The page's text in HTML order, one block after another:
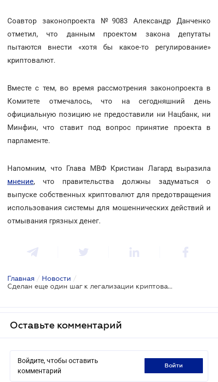
Соавтор законопроекта №9083 Александр Данченко
отметил, что данным проектом закона депутаты
пытаются внести «хотя бы какое-то регулирование»
криптовалют.
Вместе с тем, во время рассмотрения законопроекта в
Комитете отмечалось, что на сегодняшний день
официальную позицию не предоставили ни Нацбанк, ни
Минфин, что ставит под вопрос принятие проекта в
парламенте.
Напомним, что Глава МВФ Кристиан Лагард выразила
мнение, что правительства должны задуматься о
выпуске собственных криптовалют для предотвращения
использования системы для мошеннических действий и
отмывания грязных денег.
Главная / Новости /
Сделан еще один шаг к легализации криптовалют
Оставьте комментарий
Войдите, чтобы оставить
комментарий
войти